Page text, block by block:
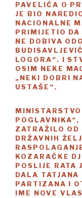
PAVELIĆA O
JE BIO
NACIONALNE
PRIMIJETIO
NE DOBIVA
LOGORA“. I
OSIM NEKE
„NEKI DOBRI
USTAŠE“.
ZATRAŽILO OD
DRŽAVNIH
KOZARAČKE
POSLIJE RATA
DALA
PARTIZANA I
IME NOVE